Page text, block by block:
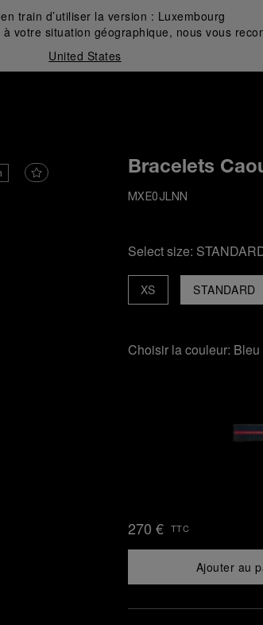
train d’utiliser la version : Luxembourg
votre situation géographique, nous vous
United States
Bracelets
MXE0JLNN
Select size:
STANDARD
XS
Choisir la couleur: Bleu
270 € TTC
Ajouter au